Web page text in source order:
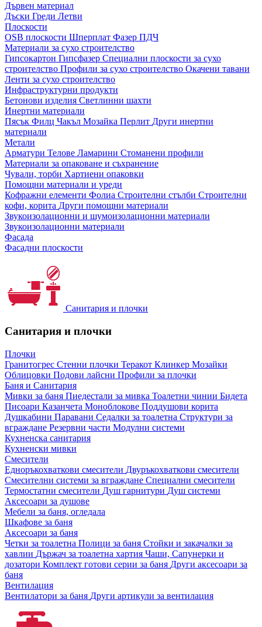
Дървен материал
Дъски Греди Летви
Плоскости
OSB плоскости Шперплат Фазер ПДЧ
Материали за сухо строителство
Гипсокартон Гипсфазер Специални плоскости за сухо
строителство Профили за сухо строителство Окачени тавани
Ленти за сухо строителство
Инфраструктурни продукти
Бетонови изделия Светлинни шахти
Инертни материали
Пясък Филц Чакъл Мозайкa Перлит Други инертни
материали
Метали
Арматури Телове Ламарини Стоманени профили
Материали за опаковане и съхранение
Чували, торби Хартиени опаковки
Помощни материали и уреди
Кофражни елементи Фолиа Строителни стълби Строителни
кофи, корита Други помощни материали
Звукоизолационни и шумоизолационни материали
Звукоизолационни материали
Фасада
Фасадни плоскости
Санитария и плочки
Санитария и плочки
Плочки
Гранитогрес Стенни плочки Теракот Клинкер Мозайки
Облицовки Подови лайсни Профили за плочки
Баня и Санитария
Мивки за баня Пиедестали за мивка Тоалетни чинии Бидета
Писоари Казанчета Моноблокове Поддушови корита
Душкабини Паравани Седалки за тоалетна Структури за
вграждане Резервни части Модулни системи
Кухненска санитария
Кухненски мивки
Смесители
Едноръкохваткови смесители Двуръкохваткови смесители
Смесителни системи за вграждане Специални смесители
Термостатни смесители Душ гарнитури Душ системи
Аксесоари за душове
Мебели за баня, огледала
Шкафове за баня
Аксесоари за баня
Четки за тоалетна Полици за баня Стойки и закачалки за
хавлии Държач за тоалетна хартия Чаши, Сапунерки и
дозатори Комплект готови серии за баня Други аксесоари за
баня
Вентилация
Вентилатори за баня Други артикули за вентилация